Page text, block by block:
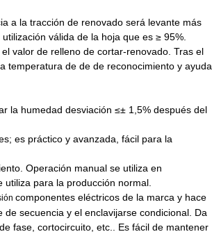
a la tracción de renovado será levante más
válida de la hoja que es ≥ 95%.
valor de relleno de cortar-renovado. Tras el
temperatura de de de reconocimiento y ayuda
la humedad desviación ≤± 1,5% después del
es práctico y avanzada, fácil para la
Operación manual se utiliza en
para la producción normal.
componentes eléctricos de la marca y hace
de secuencia y el enclavijarse condicional. Da
de fase, cortocircuito, etc.. Es fácil de mantener